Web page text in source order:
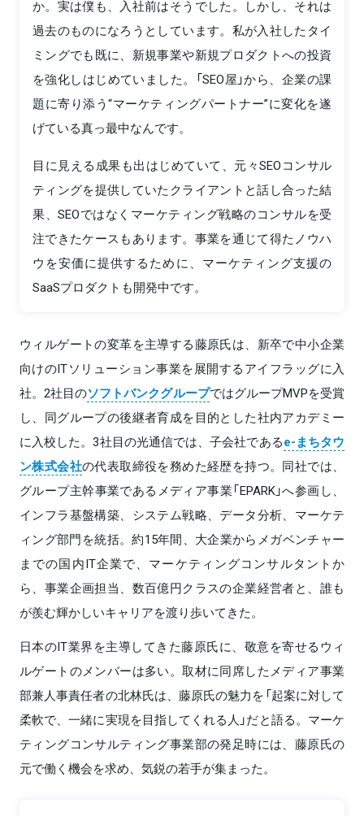
か。実は僕も、入社前はそうでした。しかし、それは
過去のものになろうとしています。私が入社したタイ
ミングでも既に、新規事業や新規プロダクトへの投資
を強化しはじめていました。「SEO屋」から、企業の課
題に寄り添う“マーケティングパートナー”に変化を遂
げている真っ最中なんです。
目に見える成果も出はじめていて、元々SEOコンサル
ティングを提供していたクライアントと話し合った結
果、SEOではなくマーケティング戦略のコンサルを受
注できたケースもあります。事業を通じて得たノウハ
ウを安価に提供するために、マーケティング支援の
SaaSプロダクトも開発中です。
ウィルゲートの変革を主導する藤原氏は、新卒で中小企業
向けのITソリューション事業を展開するアイフラッグに入
社。2社目のソフトバンクグループではグループMVPを受賞
し、同グループの後継者育成を目的とした社内アカデミー
に入校した。3社目の光通信では、子会社であるe-まちタウ
ン株式会社の代表取締役を務めた経歴を持つ。同社では、
グループ主幹事業であるメディア事業「EPARK」へ参画し、
インフラ基盤構築、システム戦略、データ分析、マーケテ
ィング部門を統括。約15年間、大企業からメガベンチャー
までの国内IT企業で、マーケティングコンサルタントか
ら、事業企画担当、数百億円クラスの企業経営者と、誰も
が羨む輝かしいキャリアを渡り歩いてきた。
日本のIT業界を主導してきた藤原氏に、敬意を寄せるウィ
ルゲートのメンバーは多い。取材に同席したメディア事業
部兼人事責任者の北林氏は、藤原氏の魅力を「起案に対して
柔軟で、一緒に実現を目指してくれる人」だと語る。マーケ
ティングコンサルティング事業部の発足時には、藤原氏の
元で働く機会を求め、気鋭の若手が集まった。